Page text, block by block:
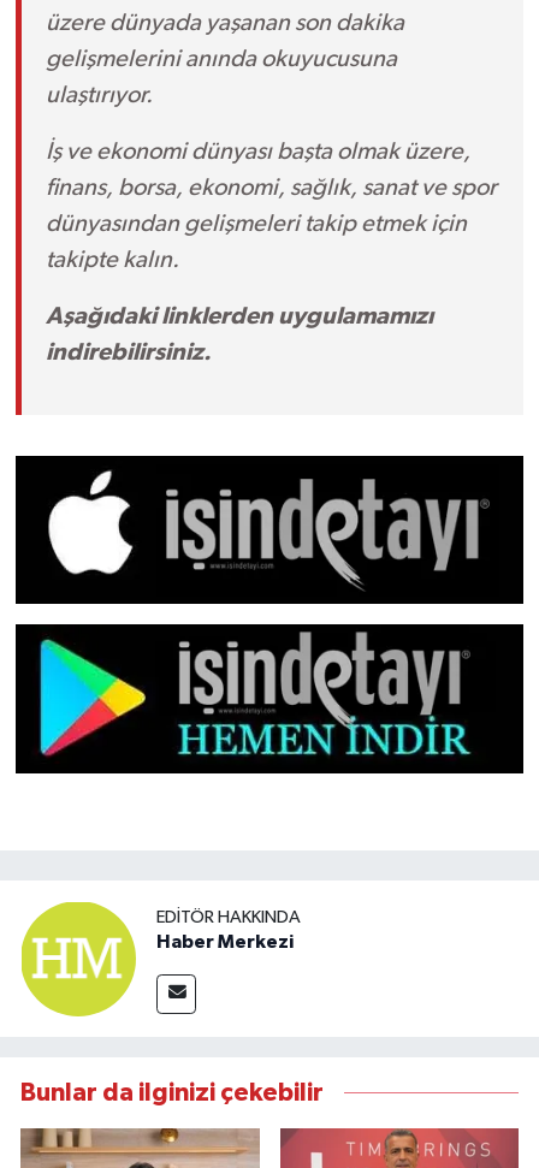
üzere dünyada yaşanan son dakika
gelişmelerini anında okuyucusuna
ulaştırıyor.
İş ve ekonomi dünyası başta olmak üzere,
finans, borsa, ekonomi, sağlık, sanat ve spor
dünyasından gelişmeleri takip etmek için
takipte kalın.
Aşağıdaki linklerden uygulamamızı
indirebilirsiniz.
EDITÖR HAKKINDA
Haber Merkezi
Bunlar da ilginizi çekebilir